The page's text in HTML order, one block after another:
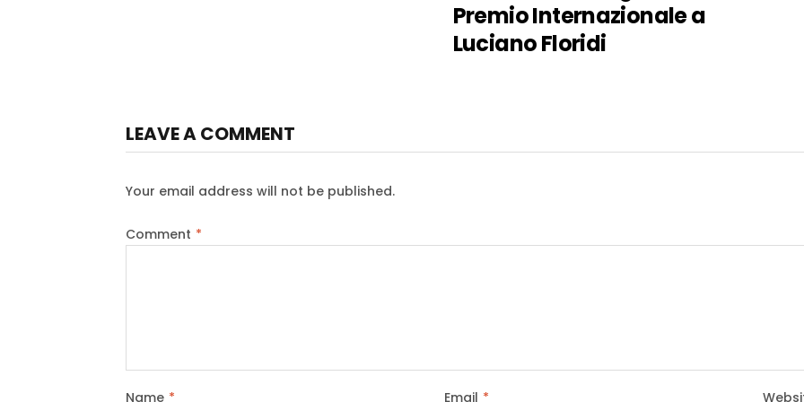
Premio Internazionale a
Luciano Floridi
LEAVE A COMMENT
Your email address will not be published.
Comment *
Name * Email *